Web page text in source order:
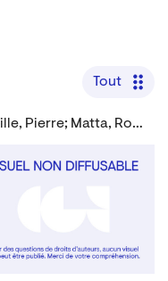
Tout
Mabille, Pierre; Matta, Roberto; Boisrond, François